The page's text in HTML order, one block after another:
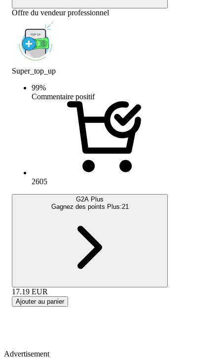
Offre du vendeur professionnel
Super_top_up
99%
Commentaire positif
2605
G2A Plus
Gagnez des points Plus:21
17.19 EUR
Ajouter au panier
Advertisement